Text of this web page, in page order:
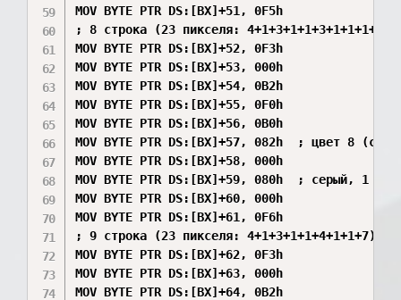
MOV BYTE PTR DS:[BX]+51, 0F5h
; 8 строка (23 пикселя:
MOV BYTE PTR DS:[BX]+52, 0F3h
MOV BYTE PTR DS:[BX]+53, 000h
MOV BYTE PTR DS:[BX]+54, 0B2h
MOV BYTE PTR DS:[BX]+55, 0F0h
MOV BYTE PTR DS:[BX]+56, 0B0h
MOV BYTE PTR DS:[BX]+57, 082h  ; цвет 8
MOV BYTE PTR DS:[BX]+58, 000h
MOV BYTE PTR DS:[BX]+59, 080h  ; серый, 1
MOV BYTE PTR DS:[BX]+60, 000h
MOV BYTE PTR DS:[BX]+61, 0F6h
; 9 строка (23 пикселя: 4+1+3+1+1+4+1+1+7)
MOV BYTE PTR DS:[BX]+62, 0F3h
MOV BYTE PTR DS:[BX]+63, 000h
MOV BYTE PTR DS:[BX]+64, 0B2h